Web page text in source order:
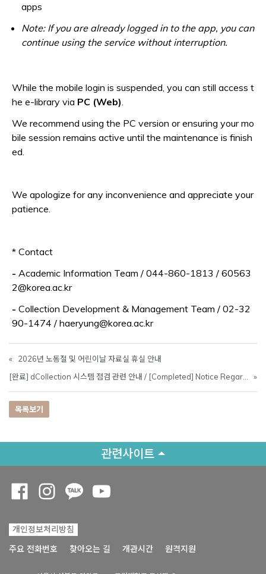
apps
Note: If you are already logged in to the app, you can
continue using the service without interruption.
While the mobile login is suspended, you can still access t
he e-library via PC (Web).
We recommend using the PC version or ensuring your mo
bile session remains active until the maintenance is finish
ed.
We apologize for any inconvenience and appreciate your
patience.
* Contact
- Academic Information Team / 044-860-1813 / 60563
2@korea.ac.kr
- Collection Development & Management Team / 02-32
90-1474 / haeryung@korea.ac.kr
«
2026년 노동절 및 어린이날 자료실 휴실 안내
»
목록보기
관련사이트
개인정보처리방침
주요 전화번호
찾아오는 길 개관시간 원격지원
Opens a new window
Opens a new window
Opens a new window